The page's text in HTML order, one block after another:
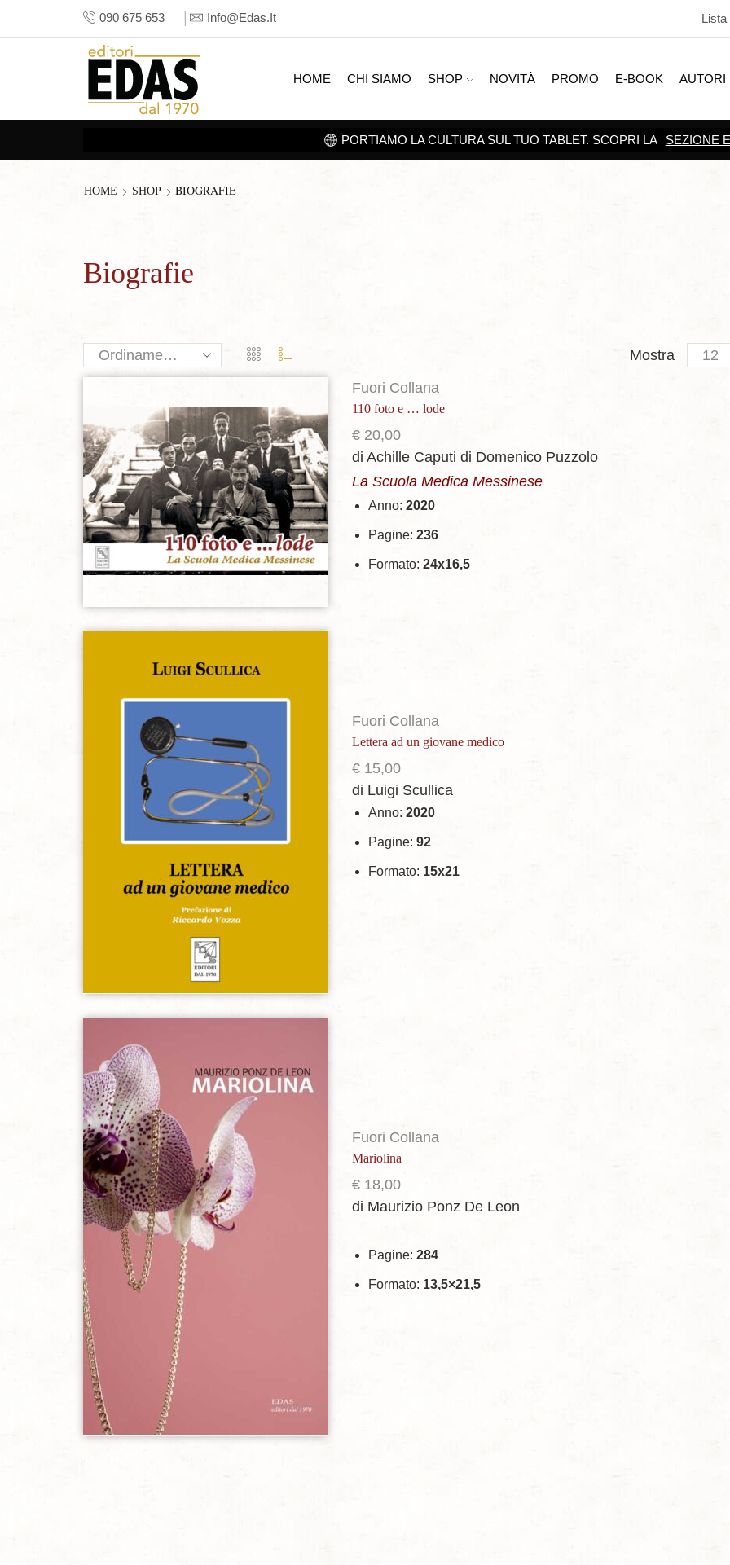
090 675 653 Info@edas.it Lista
HOME CHI SIAMO SHOP NOVITÀ PROMO E-BOOK AUTORI
SCOPRI TUTTE LE PROMOZIONI
HOME SHOP BIOGRAFIE
Biografie
Mostra
Aggiungi alla lista dei desideri
Fuori Collana
110 foto e … lode
€ 20,00
di Achille Caputi di Domenico Puzzolo
La Scuola Medica Messinese
Anno: 2020
Pagine: 236
Formato: 24x16,5
Aggiungi alla lista dei desideri
Fuori Collana
Lettera ad un giovane medico
€ 15,00
di Luigi Scullica
Anno: 2020
Pagine: 92
Formato: 15x21
Aggiungi alla lista dei desideri
Fuori Collana
Mariolina
€ 18,00
di Maurizio Ponz De Leon
Pagine: 284
Formato: 13,5×21,5